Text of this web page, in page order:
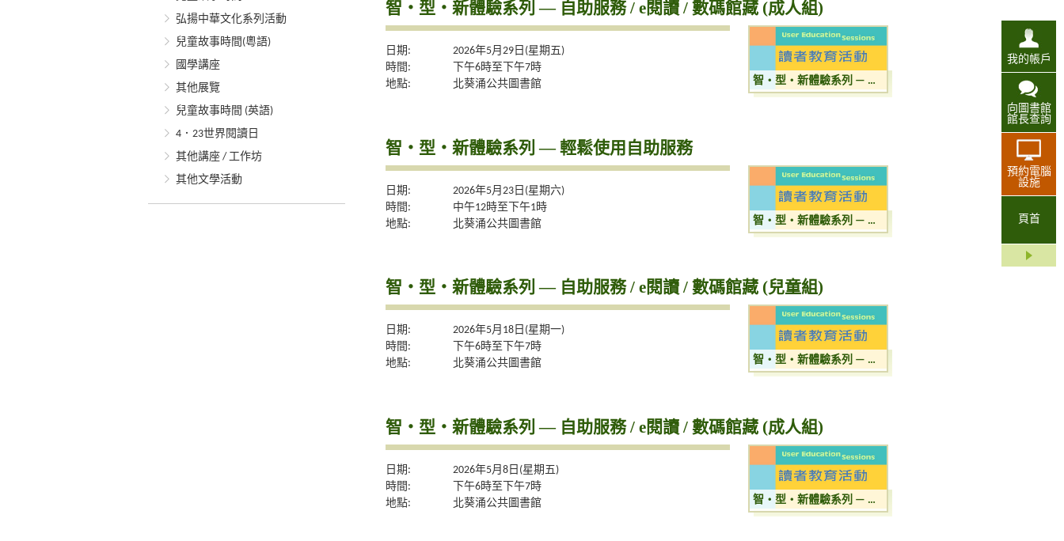
我的帳戶
向圖書館
館長查詢
預約電腦
設施
頁首
弘揚中華文化系列活動
兒童故事時間(粵語)
國學講座
其他展覽
兒童故事時間 (英語)
4．23世界閱讀日
其他講座 / 工作坊
其他文學活動
智‧型‧新體驗系列 — 自助服務 / e閱讀 / 數碼館藏 (成人組)
日期:
2026年5月29日(星期五)
時間:
下午6時至下午7時
地點:
北葵涌公共圖書館 智‧型‧新體驗系列 — 自助服務 / e閱讀 / 數碼館藏 (成人組)
智・型・新體驗系列 — 輕鬆使用自助服務
日期:
2026年5月23日(星期六)
時間:
中午12時至下午1時
地點:
北葵涌公共圖書館 智・型・新體驗系列 — 輕鬆使用自助服務
智‧型‧新體驗系列 — 自助服務 / e閱讀 / 數碼館藏 (兒童組)
日期:
2026年5月18日(星期一)
時間:
下午6時至下午7時
地點:
北葵涌公共圖書館 智‧型‧新體驗系列 — 自助服務 / e閱讀 / 數碼館藏 (兒童組)
智‧型‧新體驗系列 — 自助服務 / e閱讀 / 數碼館藏 (成人組)
日期:
2026年5月8日(星期五)
時間:
下午6時至下午7時
地點:
北葵涌公共圖書館 智‧型‧新體驗系列 — 自助服務 / e閱讀 / 數碼館藏 (成人組)